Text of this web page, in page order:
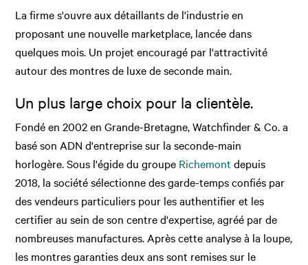
La firme s'ouvre aux détaillants de l'industrie en
proposant une nouvelle marketplace, lancée dans
quelques mois. Un projet encouragé par l'attractivité
autour des montres de luxe de seconde main.
Un plus large choix pour la clientèle.
Fondé en 2002 en Grande-Bretagne, Watchfinder & Co. a
basé son ADN d'entreprise sur la seconde-main
horlogère. Sous l'égide du groupe Richemont depuis
2018, la société sélectionne des garde-temps confiés par
des vendeurs particuliers pour les authentifier et les
certifier au sein de son centre d'expertise, agréé par de
nombreuses manufactures. Après cette analyse à la loupe,
les montres garanties deux ans sont remises sur le